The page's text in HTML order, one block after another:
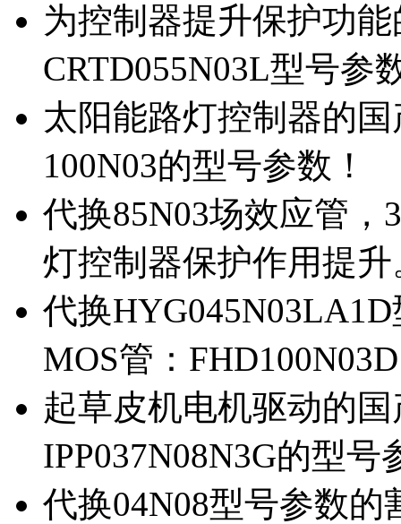
为控制器提升保护功
CRTD055N03L型号参
太阳能路灯控制器的
100N03的型号参数！
代换85N03场效应管
灯控制器保护作用提升
代换
MOS管：
起草皮机电机驱动的
IPP037N08N3G的型号
代换04N08型号参数